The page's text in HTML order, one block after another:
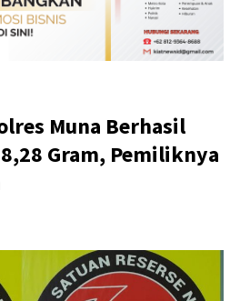
Muna Berhasil
Gram, Pemiliknya